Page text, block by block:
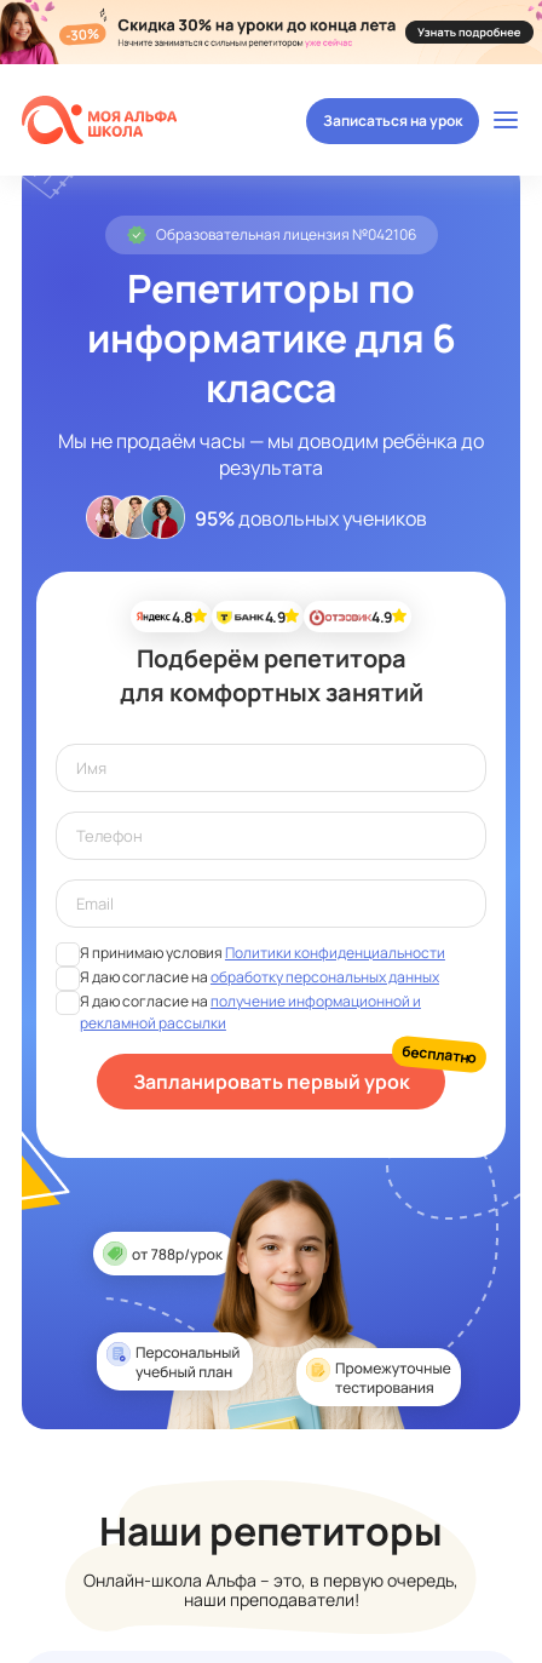
Записаться на урок
Образовательная лицензия №042106
Репетиторы по
информатике для 6
класса
Мы не продаём часы — мы доводим ребёнка до
результата
95%довольных учеников
4.8 4.9 4.9
Подберём репетитора
для комфортных занятий
Я принимаю условияПолитики конфиденциальности
Я даю согласие наобработку персональных данных
Я даю согласие наполучение информационной и
рекламной рассылки
Запланировать первый урок
бесплатно
Наши репетиторы
Онлайн-школа Альфа – это, в первую очередь,
наши преподаватели!